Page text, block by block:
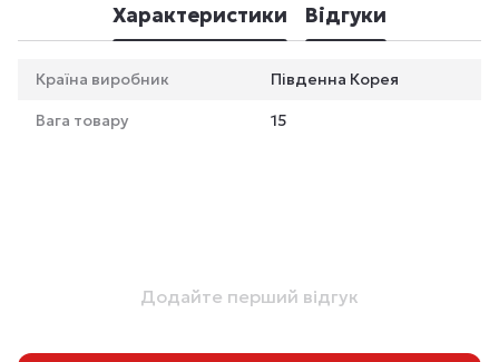
Характеристики Відгуки
Країна виробник Південна Корея
Вага товару 15
Додайте перший відгук